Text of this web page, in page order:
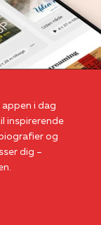
i dag
inspirerende
og
dig –